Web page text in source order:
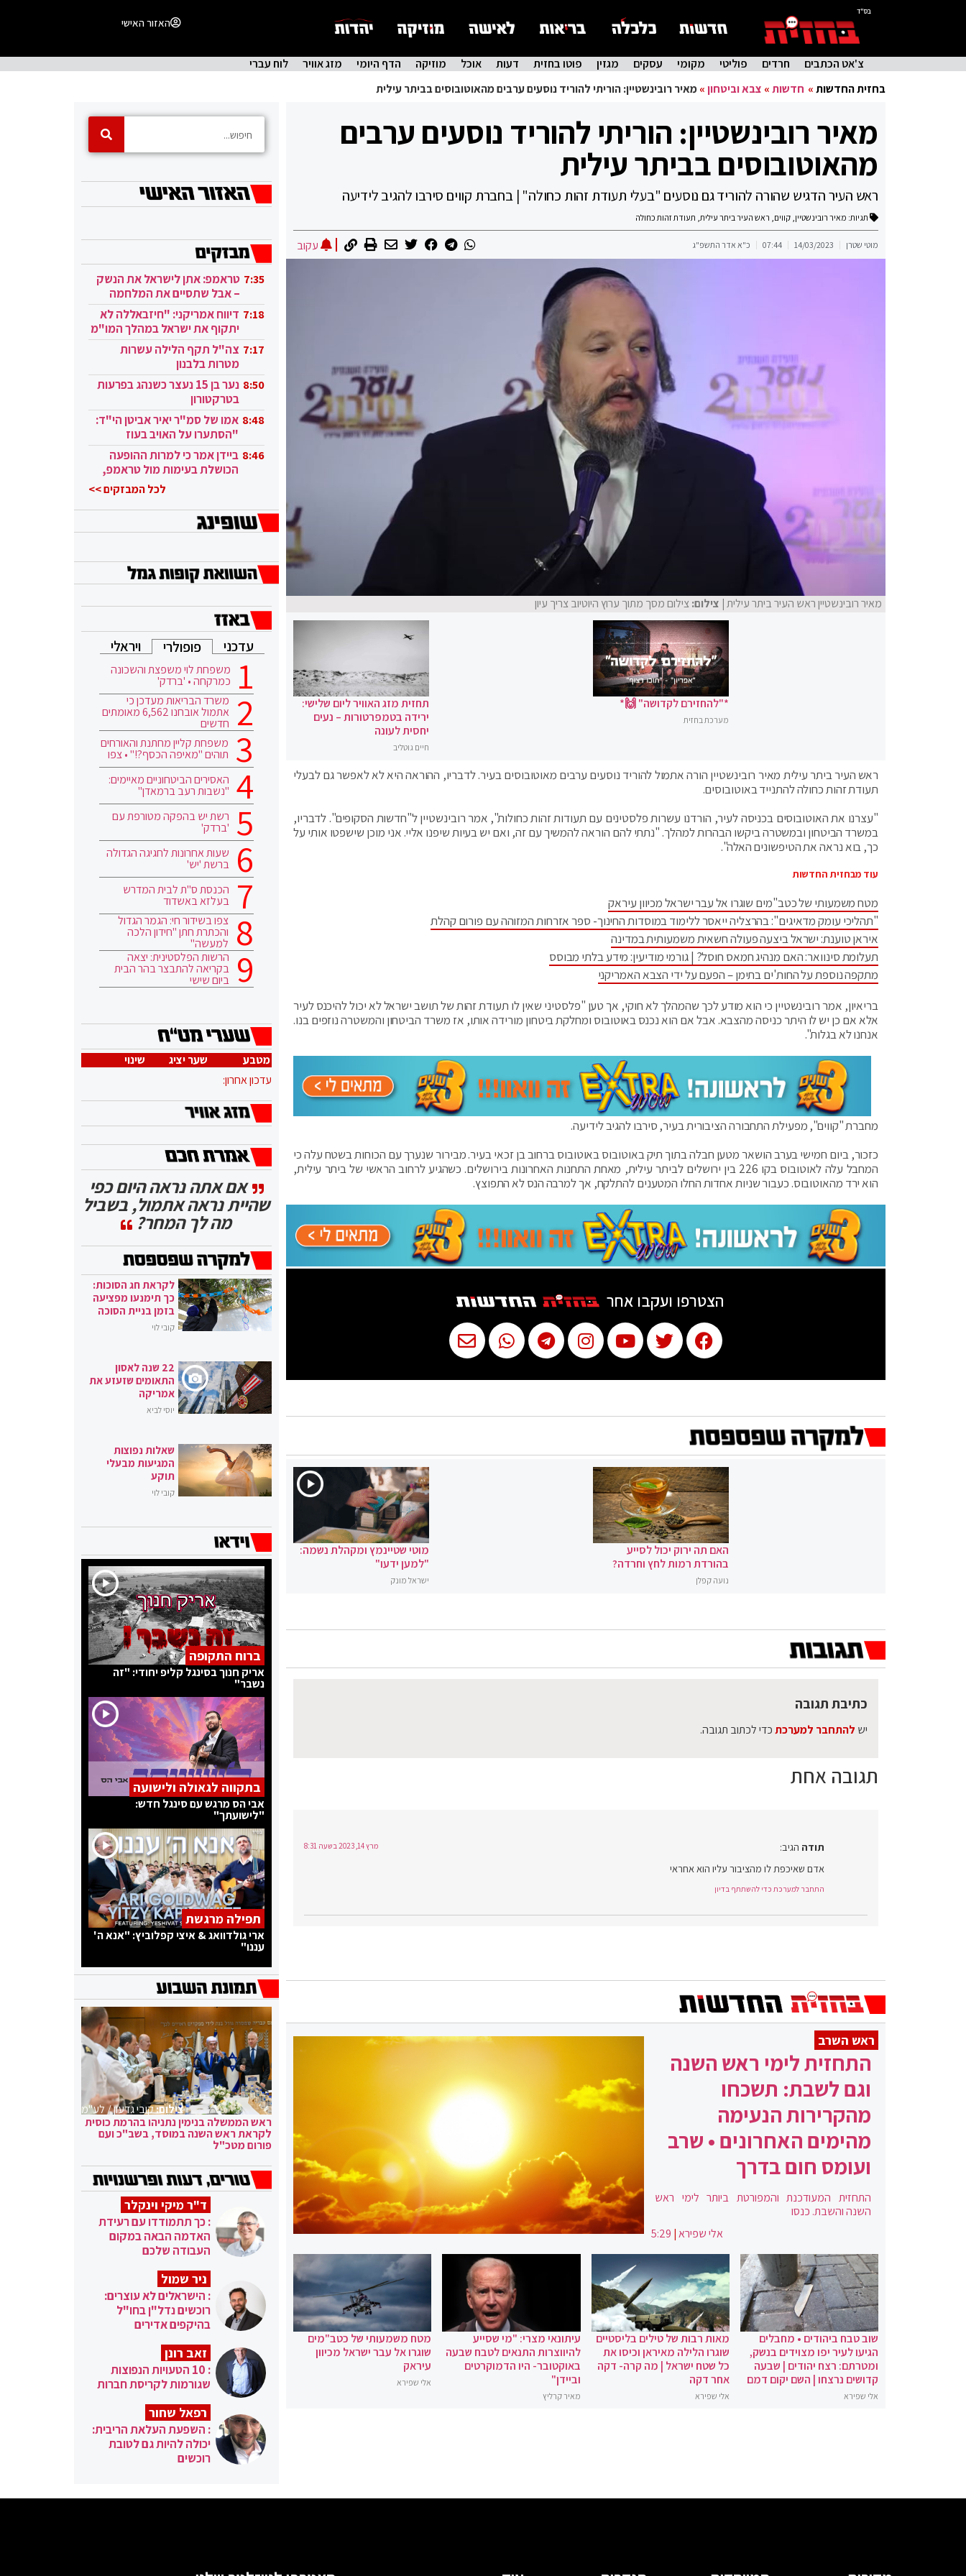
בס"ד
האזור האישי
צ'אט הכתבים חרדים פוליטי מקומי עסקים מגזין פוטו בחזית דעות אוכל מוזיקה הדף היומי מזג אוויר
לוח עברי
בחזית החדשות» חדשות» צבא וביטחון»מאיר רובינשטיין: הוריתי להוריד נוסעים ערבים מהאוטובוסים בביתר עילית
מאיר רובינשטיין: הוריתי להוריד נוסעים ערבים
מהאוטובוסים בביתר עילית
ראש העיר הדגיש שהורה להוריד גם נוסעים "בעלי תעודת זהות כחולה" | בחברת קווים סירבו להגיב לידיעה
תגיות: מאיר רובינשטיין, קווים, ראש העיר ביתר עילית, תעודת זהות כחולה
מוטי שטרן 14/03/2023
07:44 כ"א אדר התשפ"ג עקוב
מאיר רובינשטיין ראש העיר ביתר עילית| צילום:צילום מסך מתוך ערוץ היוטיוב צריך עיון
*"להחזירם לקדושה" 🙌*
מערכת בחזית
תחזית מזג האוויר ליום שלישי:
ירידה בטמפרטורות – נעים
יחסית לעונה
חיים גוטליב
ראש העיר ביתר עילית מאיר רובינשטיין הורה אתמול להוריד נוסעים ערבים מאוטובוסים בעיר. לדבריו, ההוראה היא לא לאפשר גם לבעלי
תעודת זהות כחולה להתנייד באוטובוסים.
"עצרנו את האוטובוסים בכניסה לעיר, הורדנו עשרות פלסטינים עם תעודות זהות כחולות", אמר רובינשטיין ל"חדשות הסקופים". לדבריו,
במשרד הביטחון ובמשטרה ביקשו הבהרות למהלך. "נתתי להם הוראה להמשיך עם זה, ואם יש בעיות שיפנו אליי. אני מוכן שישפטו אותי על
כך, בוא נראה את הטיפשונים האלה".
עוד מבחזית החדשות
מטח משמעותי של כטב"מים שוגרו אל עבר ישראל מכיוון עיראק
"תהליכי עומק מדאיגים": בהרצליה ייאסר ללימוד במוסדות החינוך- ספר אזרחות המזוהה עם פורום קהלת
איראן טוענת: ישראל ביצעה פעולה חשאית משמעותית במדינה
תעלומת סינוואר: האם מנהיג חמאס חוסל? | גורמי מודיעין: מידע בלתי מבוסס
מתקפה נוספת על החות'ים בתימן – הפעם על ידי הצבא האמריקני
בריאיון, אמר רובינשטיין כי הוא מודע לכך שהמהלך לא חוקי, אך טען "פלסטיני שאין לו תעודת זהות של תושב ישראל לא יכול להיכנס לעיר
אלא אם כן יש לו היתר כניסה מהצבא. אבל אם הוא נכנס באוטובוס ומחלקת ביטחון מורידה אותו, אז משרד הביטחון והמשטרה נוזפים בנו.
אנחנו לא בגלות".
מחברת "קווים", מפעילת התחבורה הציבורית בעיר, סירבו להגיב לידיעה.
כזכור, ביום חמישי בערב הושאר מטען חבלה בתוך תיק באוטובוס באוטובוס ברחוב בן זכאי בעיר. מבירור שנערך עם הכוחות בשטח עלה כי
המחבל עלה לאוטובוס בקו 226 בין ירושלים לביתר עילית, מאחת התחנות האחרונות בירושלים. כשהגיע לרחוב הראשי של ביתר עילית,
הוא ירד מהאוטובוס. כעבור שניות אחדות החלו המטענים להתלקח, אך למרבה הנס לא התפוצץ.
הצטרפו ועקבו אחר
האם תה ירוק יכול לסייע
בהורדת רמות לחץ וחרדה?
נועה קפלן
מוטי שטיינמץ ומקהלת נשמה:
"למען ידעו"
ישראל מונק
תגובה אחת
תודה הגיב: מרץ 14, 2023 בשעה 8:31
אדם שאיכפת לו מהציבור עליו הוא אחראי
התחבר למערכת כדי להשתתף בדיון
כתיבת תגובה
יש להתחבר למערכתכדי לכתוב תגובה.
ראש השרב
התחזית לימי ראש השנה
וגם לשבת: תשכחו
מהקרירות הנעימה
מהימים האחרונים • שרב
ועומס חום בדרך
התחזית המעודכנת והמפורטת ביותר לימי ראש
השנה והשבת. כנסו
אלי שפירא|
5:29
שוב טבח ביהודים • מחבלים
הגיעו לעיר יפו מצוידים בנשק,
ומטרתם: רצח יהודים | שבעה
קדושים נרצחו | השם יקום דמם
אלי שפירא
מאות רבות של טילים בליסטיים
שוגרו הלילה מאיראן וכיסו את
כל שטח ישראל | מה קרה- דקה
אחר דקה
אלי שפירא
עיתונאי מצרי: "מי שסייע
להיווצרות התנאים לטבח שבעה
באוקטובר- היו הדמוקרטים
וביידן"
מאיר קרליץ
מטח משמעותי של כטב"מים
שוגרו אל עבר ישראל מכיוון
עיראק
אלי שפירא
7:35 טראמפ: אתן לישראל את הנשק
– אבל שתסיים את המלחמה
בעזה 7:18 דיווח אמריקני: "חיזבאללה לא
יתקוף את ישראל במהלך המו"מ
בקטאר" 7:17 צה"ל תקף הלילה עשרות
מטרות בלבנון
8:50
נער בן 15 נעצר כשנהג בפרעות
בטרקטורון
8:48 אמו של סמ"ר יאיר אביטן הי"ד:
"הסתערו על האויב בעוז
ובגבורה" 8:46 ביידן אמר כי למרות ההופעה
הכושלת בעימות מול טראמפ,
לכל המבזקים >>
עדכני פופולרי ויראלי
משפחת לוי משפצת והשכונה
כמרקחה • 'ברדק'
משרד הבריאות מעדכן כי
אתמול אובחנו 6,562 מאומתים
חדשים
משפחת קליין מחתנת והאורחים
תוהים "מאיפה הכסף?!" • צפו
האסירים הביטחוניים מאיימים:
"נשבות רעב ברמאדן"
רשת יש בהפקה מטורפת עם
'ברדק'
שעות אחרונות לחגיגה הגדולה
ברשת 'יש'
הכנסת ס"ת לבית המדרש
בעלזא באשדוד
צפו בשידור חי: הגמר הגדול
והכתרת חתן "חידון הלכה
למעשה"
הרשות הפלסטינית: יצאה
בקריאה להתבצר בהר הבית
ביום שישי
מטבע שער יציג
שינוי
עדכון אחרון:
אם אתה נראה היום כפי
שהיית נראה אתמול, בשביל
מה לך המחר?
לקראת חג הסוכות:
כך תימנעו מפציעה
בזמן בניית הסוכה
קובי לוי
22 שנה לאסון
התאומים שזעזע את
אמריקה
יוסי לביא
שאלות נפוצות
המגיעות מבעלי
תוקע
קובי לוי
ברוח התקופה
אריק חנוך בסינגל קליפ יחודי: "זה
נשבר"
בתקווה לגאולה ולישועה
אבי הס מרגש עם סינגל חדש:
"לישועתך"
תפילה מרגשת
ארי גולדוואג & איצי קפלוביץ: "אנא ה'
עננו"
צילום:קובי גדעון / לע"מ
ראש הממשלה בנימין נתניהו בהרמת כוסית
לקראת ראש השנה במוסד, בשב"כ ועם
פורום מטכ"ל
ד"ר מיקי וינקלר
: כך תתמודדו עם רעידת
האדמה הבאה במקום
העבודה שלכם
ניר שמול
: הישראלים לא עוצרים:
רוכשים נדל"ן בחו"ל
בהיקפים אדירים
זאב רונן
: 10 הטעויות הנפוצות
שגורמות לקריסת חברות
רפאל שחור
: השפעת העלאת הריבית:
יכולה להיות גם לטובת
רוכשים